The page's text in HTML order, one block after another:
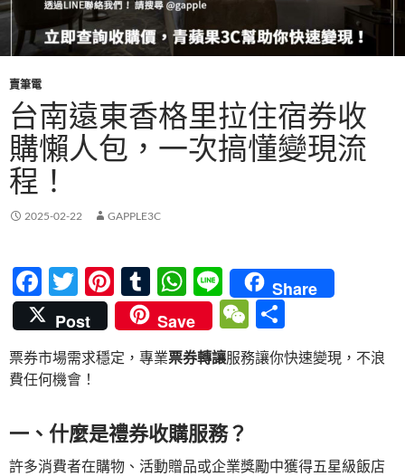
賣筆電
台南遠東香格里拉住宿券收
購懶人包，一次搞懂變現流
程！
2025-02-22 GAPPLE3C
F
ac
e
b
o
o
k
T
w
itt
er
Pi
nt
er
es
T
u
m
bl
W
h
at
s
p
p
Li
n
e
Share
Post
Save
W
e
C
享
票券市場需求穩定，專業票券轉讓服務讓你快速變現，不浪
費任何機會！
一、什麼是禮券收購服務？
許多消費者在購物、活動贈品或企業獎勵中獲得五星級飯店